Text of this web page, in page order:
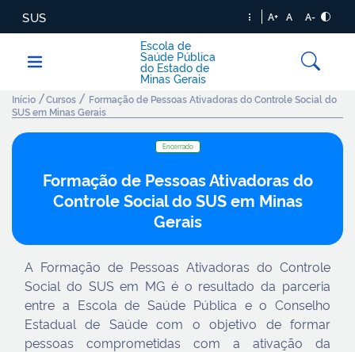
SUS A+ A A-
Escola de
Saúde Pública
do Estado de
Minas Gerais
Início /Cursos / Formação de Pessoas Ativadoras do Controle Social do
SUS em Minas Gerais
Encerrado
Formação de Pessoas Ativadoras do
Controle Social do SUS em Minas
Gerais
A Formação de Pessoas Ativadoras do Controle
Social do SUS em MG é o resultado da parceria
entre a Escola de Saúde Pública e o Conselho
Estadual de Saúde com o objetivo de formar
pessoas comprometidas com a ativação da